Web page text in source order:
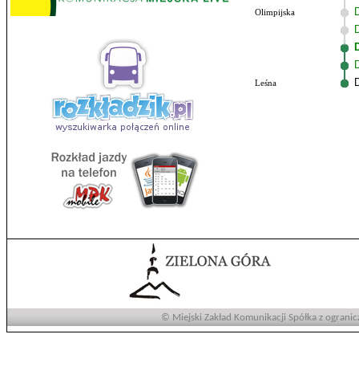
Olimpijska
Leśna
© Miejski Zakład Komunikacji Spółka z